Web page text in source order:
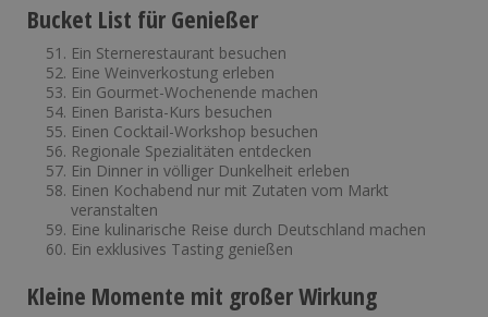
Bucket List für Genießer
Ein Sternerestaurant besuchen
Eine Weinverkostung erleben
Ein Gourmet-Wochenende machen
Einen Barista-Kurs besuchen
Einen Cocktail-Workshop besuchen
Regionale Spezialitäten entdecken
Ein Dinner in völliger Dunkelheit erleben
Einen Kochabend nur mit Zutaten vom Markt
veranstalten
Eine kulinarische Reise durch Deutschland machen
Ein exklusives Tasting genießen
Kleine Momente mit großer Wirkung